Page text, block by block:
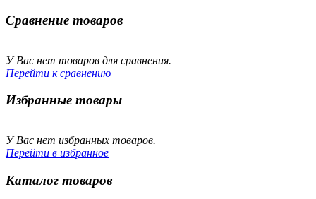
Сравнение товаров
У Вас нет товаров для сравнения.
Перейти к сравнению
Избранные товары
У Вас нет избранных товаров.
Перейти в избранное
Каталог товаров